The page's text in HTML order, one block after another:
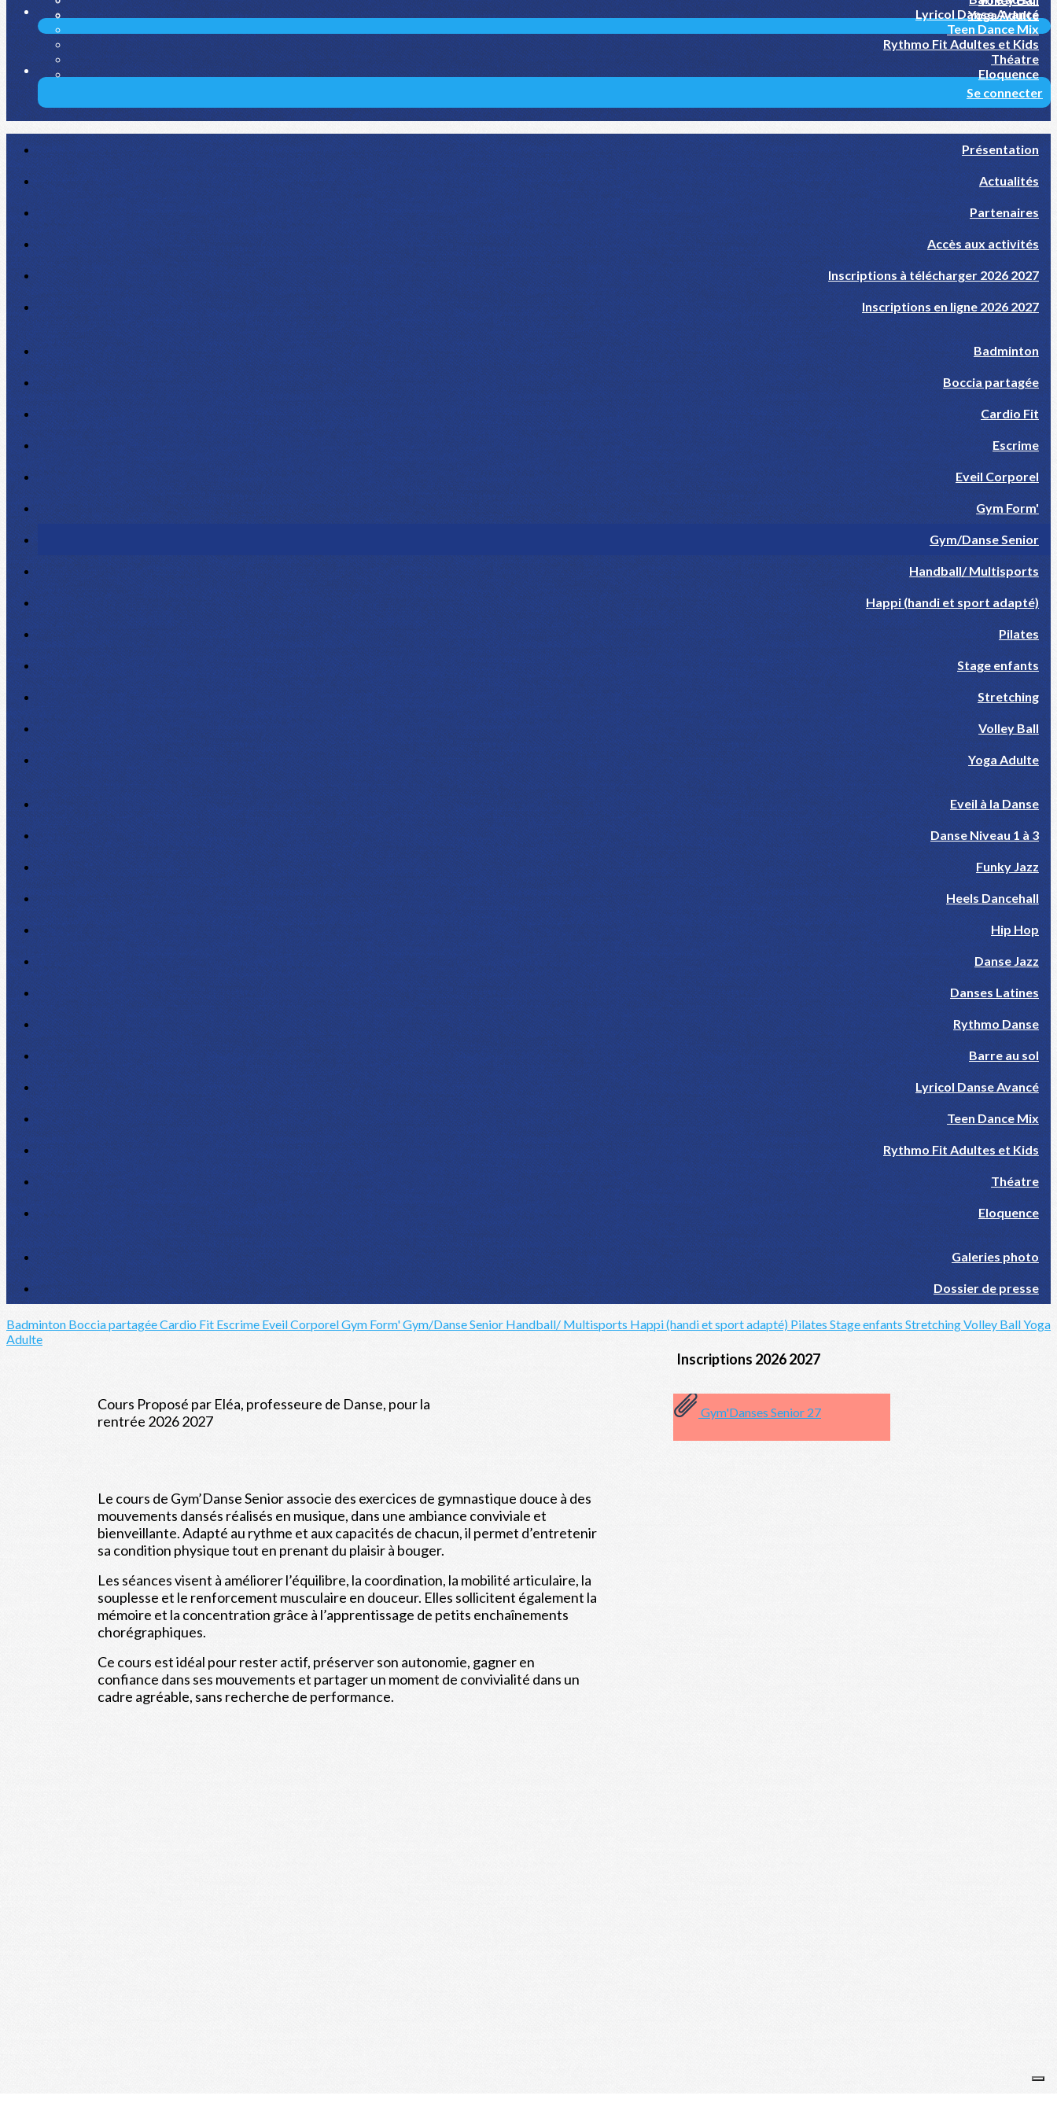
Yoga Adulte
Lyricol Danse Avancé
Teen Dance Mix
Rythmo Fit Adultes et Kids
Théatre
Eloquence
Se connecter
Présentation
Actualités
Partenaires
Accès aux activités
Inscriptions à télécharger 2026 2027
Inscriptions en ligne 2026 2027
Badminton
Boccia partagée
Cardio Fit
Escrime
Eveil Corporel
Gym Form'
Gym/Danse Senior
Handball/ Multisports
Happi (handi et sport adapté)
Pilates
Stage enfants
Stretching
Volley Ball
Yoga Adulte
Eveil à la Danse
Danse Niveau 1 à 3
Funky Jazz
Heels Dancehall
Hip Hop
Danse Jazz
Danses Latines
Rythmo Danse
Barre au sol
Lyricol Danse Avancé
Teen Dance Mix
Rythmo Fit Adultes et Kids
Théatre
Eloquence
Galeries photo
Dossier de presse
Badminton Boccia partagéeCardio Fit Escrime Eveil CorporelGym Form'Gym/Danse Senior Handball/ Multisports Happi (handi et sport adapté) PilatesStage enfants StretchingVolley BallYoga
Adulte
Inscriptions 2026 2027
Cours Proposé par Eléa, professeure de Danse, pour la
rentrée 2026 2027
Gym'Danses Senior 27
Le cours de Gym’Danse Senior associe des exercices de gymnastique douce à des
mouvements dansés réalisés en musique, dans une ambiance conviviale et
bienveillante. Adapté au rythme et aux capacités de chacun, il permet d’entretenir
sa condition physique tout en prenant du plaisir à bouger.
Les séances visent à améliorer l’équilibre, la coordination, la mobilité articulaire, la
souplesse et le renforcement musculaire en douceur. Elles sollicitent également la
mémoire et la concentration grâce à l’apprentissage de petits enchaînements
chorégraphiques.
Ce cours est idéal pour rester actif, préserver son autonomie, gagner en
confiance dans ses mouvements et partager un moment de convivialité dans un
cadre agréable, sans recherche de performance.